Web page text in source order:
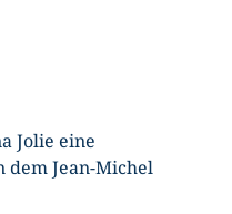
Jolie eine
dem Jean-Michel